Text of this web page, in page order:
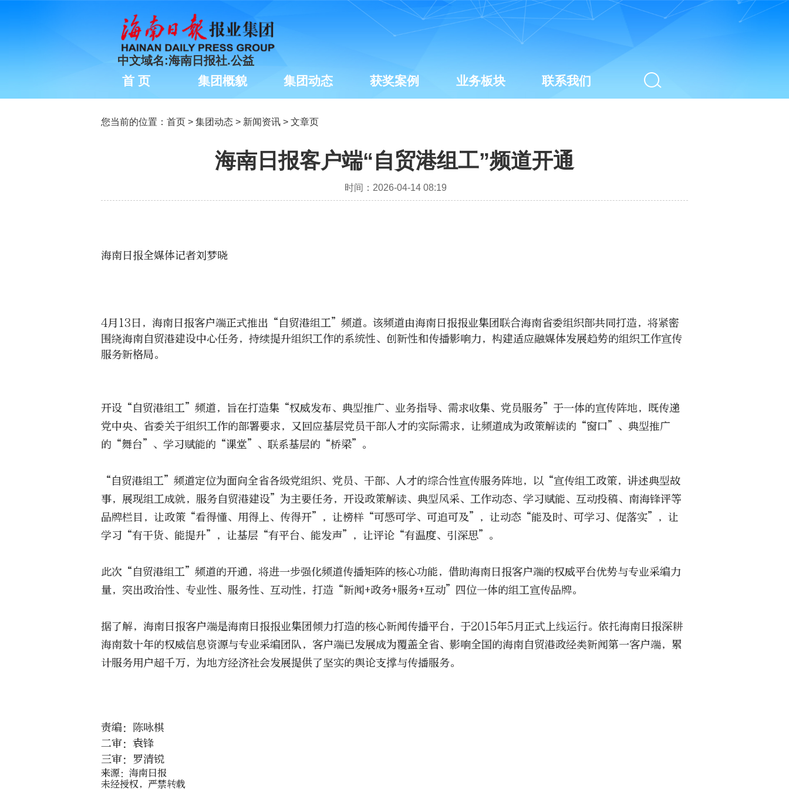
中文域名:海南日报社.公益
首 页 集团概貌 集团动态 获奖案例 业务板块 联系我们
您当前的位置： 首页 > 集团动态 > 新闻资讯 > 文章页
海南日报客户端“自贸港组工”频道开通
时间：2026-04-14 08:19
海南日报全媒体记者刘梦晓
4月13日，海南日报客户端正式推出“自贸港组工”频道。该频道由海南日报报业集团联合海南省委组织部共同打造，将紧密
围绕海南自贸港建设中心任务，持续提升组织工作的系统性、创新性和传播影响力，构建适应融媒体发展趋势的组织工作宣传
服务新格局。
开设“自贸港组工”频道，旨在打造集“权威发布、典型推广、业务指导、需求收集、党员服务”于一体的宣传阵地，既传递
党中央、省委关于组织工作的部署要求，又回应基层党员干部人才的实际需求，让频道成为政策解读的“窗口”、典型推广
的“舞台”、学习赋能的“课堂”、联系基层的“桥梁”。
“自贸港组工”频道定位为面向全省各级党组织、党员、干部、人才的综合性宣传服务阵地，以“宣传组工政策，讲述典型故
事，展现组工成就，服务自贸港建设”为主要任务，开设政策解读、典型风采、工作动态、学习赋能、互动投稿、南海锋评等
品牌栏目，让政策“看得懂、用得上、传得开”，让榜样“可感可学、可追可及”，让动态“能及时、可学习、促落实”，让
学习“有干货、能提升”，让基层“有平台、能发声”，让评论“有温度、引深思”。
此次“自贸港组工”频道的开通，将进一步强化频道传播矩阵的核心功能，借助海南日报客户端的权威平台优势与专业采编力
量，突出政治性、专业性、服务性、互动性，打造“新闻+政务+服务+互动”四位一体的组工宣传品牌。
据了解，海南日报客户端是海南日报报业集团倾力打造的核心新闻传播平台，于2015年5月正式上线运行。依托海南日报深耕
海南数十年的权威信息资源与专业采编团队，客户端已发展成为覆盖全省、影响全国的海南自贸港政经类新闻第一客户端，累
计服务用户超千万，为地方经济社会发展提供了坚实的舆论支撑与传播服务。
责编：陈咏棋
二审：袁锋
三审：罗清锐
来源：海南日报
未经授权，严禁转载